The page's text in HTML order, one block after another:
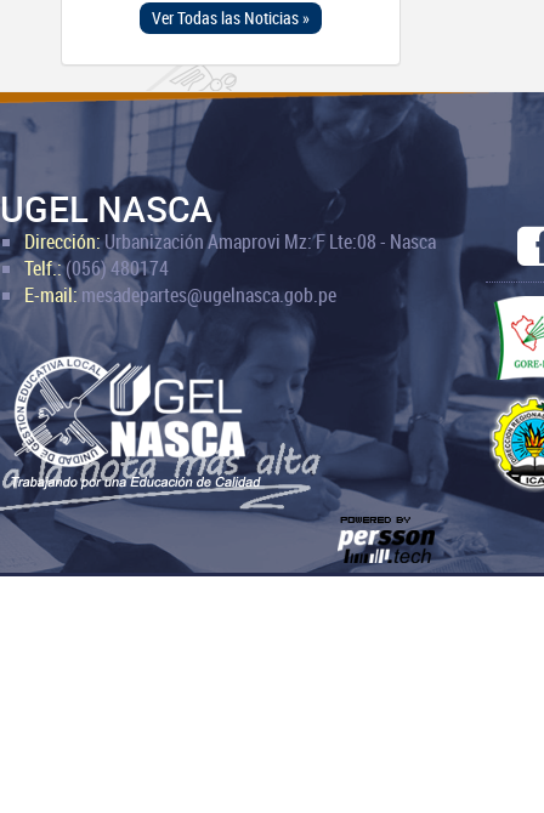
Ver Todas las Noticias »
UGEL NASCA
Dirección:Urbanización Amaprovi Mz: F Lte:08 - Nasca
Telf.:(056) 480174
E-mail:mesadepartes@ugelnasca.gob.pe